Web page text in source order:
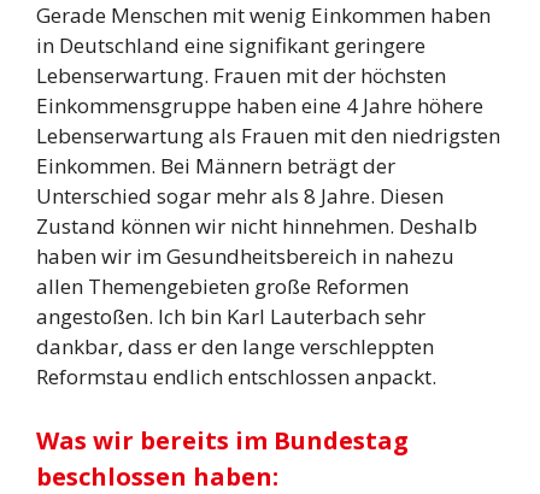
Gerade Menschen mit wenig Einkommen haben
in Deutschland eine signifikant geringere
Lebenserwartung. Frauen mit der höchsten
Einkommensgruppe haben eine 4 Jahre höhere
Lebenserwartung als Frauen mit den niedrigsten
Einkommen. Bei Männern beträgt der
Unterschied sogar mehr als 8 Jahre. Diesen
Zustand können wir nicht hinnehmen. Deshalb
haben wir im Gesundheitsbereich in nahezu
allen Themengebieten große Reformen
angestoßen. Ich bin Karl Lauterbach sehr
dankbar, dass er den lange verschleppten
Reformstau endlich entschlossen anpackt.
Was wir bereits im Bundestag
beschlossen haben: